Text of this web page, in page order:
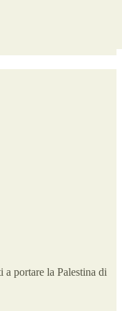
portare la Palestina di